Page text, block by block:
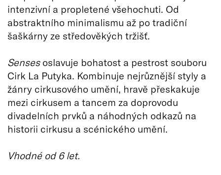
intenzivní a propletené všehochuti. Od
abstraktního minimalismu až po tradiční
šaškárny ze středověkých tržišť.
Sensesoslavuje bohatost a pestrost souboru
Cirk La Putyka. Kombinuje nejrůznější styly a
žánry cirkusového umění, hravě přeskakuje
mezi cirkusem a tancem za doprovodu
divadelních prvků a náhodných odkazů na
historii cirkusu a scénického umění.
Vhodné od 6 let.